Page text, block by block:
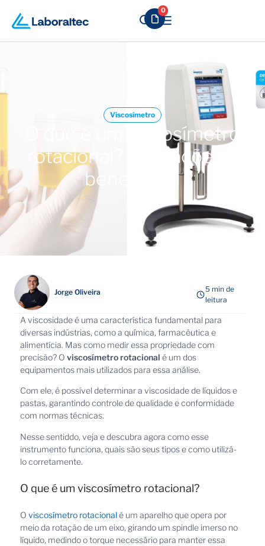
0
Viscosímetro
O que é um viscosímetro
rotacional? Aplicações e
benefícios!
Jorge Oliveira
5 min de
leitura
A viscosidade é uma característica fundamental para
diversas indústrias, como a química, farmacêutica e
alimentícia. Mas como medir essa propriedade com
precisão? O viscosímetro rotacional é um dos
equipamentos mais utilizados para essa análise.
Com ele, é possível determinar a viscosidade de líquidos e
pastas, garantindo controle de qualidade e conformidade
com normas técnicas.
Nesse sentiddo, veja e descubra agora como esse
instrumento funciona, quais são seus tipos e como utilizá-
lo corretamente.
O que é um viscosímetro rotacional?
O viscosímetro rotacionalé um aparelho que opera por
meio da rotação de um eixo, girando um spindle imerso no
líquido, medindo o torque necessário para manter essa